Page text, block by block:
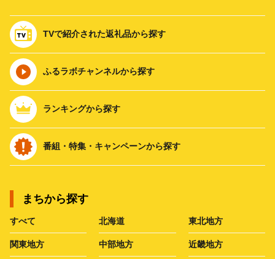
TVで紹介された返礼品から探す
ふるラボチャンネルから探す
ランキングから探す
番組・特集・キャンペーンから探す
まちから探す
すべて 北海道 東北地方
関東地方 中部地方 近畿地方